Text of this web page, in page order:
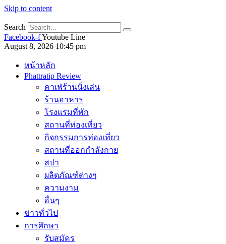
Skip to content
Search
Facebook-fYoutube Line
August 8, 2026 10:45 pm
หน้าหลัก
Phattratip Review
คาเฟ่ร้านนั่งเล่น
ร้านอาหาร
โรงแรมที่พัก
สถานที่ท่องเที่ยว
กิจกรรมการท่องเที่ยว
สถานที่ออกกำลังกาย
สปา
ผลิตภัณฑ์ต่างๆ
ความงาม
อื่นๆ
ข่าวทั่วไป
การศึกษา
รับสมัคร